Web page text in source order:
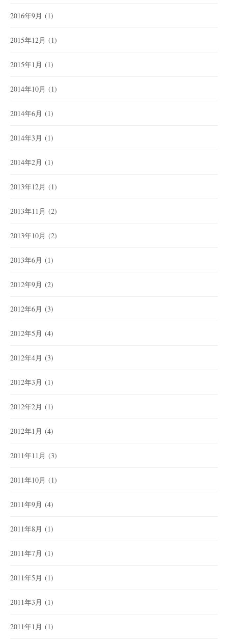
2016年9月 (1)
2015年12月 (1)
2015年1月 (1)
2014年10月 (1)
2014年6月 (1)
2014年3月 (1)
2014年2月 (1)
2013年12月 (1)
2013年11月 (2)
2013年10月 (2)
2013年6月 (1)
2012年9月 (2)
2012年6月 (3)
2012年5月 (4)
2012年4月 (3)
2012年3月 (1)
2012年2月 (1)
2012年1月 (4)
2011年11月 (3)
2011年10月 (1)
2011年9月 (4)
2011年8月 (1)
2011年7月 (1)
2011年5月 (1)
2011年3月 (1)
2011年1月 (1)